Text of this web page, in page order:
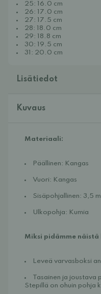
25: 16.0 cm
26: 17.0 cm
27: 17.5 cm
28: 18.0 cm
29: 18.8 cm
30: 19.5 cm
31: 20.0 cm
Lisätiedot
Kuvaus
Materiaali:
Päällinen: Kangas
Vuori: Kangas
Sisäpohjallinen: 3,5
Ulkopohja: Kumia
Miksi pidämme näistä
Leveä varvasboksi
Tasainen ja joustava
Stepillä on ohuin pohja